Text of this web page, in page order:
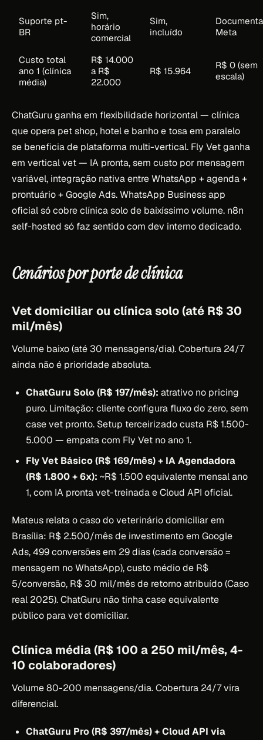
Suporte pt-
BR
Sim,
horário
comercial
Sim,
incluído
Meta
Custo total
ano 1 (clínica
média)
R$ 14.000
a R$
22.000
R$ 15.964
R$ 0 (sem
escala)
ChatGuru ganha em flexibilidade horizontal — clínica
que opera pet shop, hotel e banho e tosa em paralelo
se beneficia de plataforma multi-vertical. Fly Vet ganha
em vertical vet — IA pronta, sem custo por mensagem
variável, integração nativa entre WhatsApp + agenda +
prontuário + Google Ads. WhatsApp Business app
oficial só cobre clínica solo de baixíssimo volume. n8n
self-hosted só faz sentido com dev interno dedicado.
Cenários por porte de clínica
Vet domiciliar ou clínica solo (até R$ 30
mil/mês)
Volume baixo (até 30 mensagens/dia). Cobertura 24/7
ainda não é prioridade absoluta.
ChatGuru Solo (R$ 197/mês): atrativo no pricing
puro. Limitação: cliente configura fluxo do zero, sem
case vet pronto. Setup terceirizado custa R$ 1.500-
5.000 — empata com Fly Vet no ano 1.
Fly Vet Básico (R$ 169/mês) + IA Agendadora
(R$ 1.800 + 6x): ~R$ 1.500 equivalente mensal ano
1, com IA pronta vet-treinada e Cloud API oficial.
Mateus relata o caso do veterinário domiciliar em
Brasília: R$ 2.500/mês de investimento em Google
Ads, 499 conversões em 29 dias (cada conversão =
mensagem no WhatsApp), custo médio de R$
5/conversão, R$ 30 mil/mês de retorno atribuído (Caso
real 2025). ChatGuru não tinha case equivalente
público para vet domiciliar.
Clínica média (R$ 100 a 250 mil/mês, 4-
10 colaboradores)
Volume 80-200 mensagens/dia. Cobertura 24/7 vira
diferencial.
ChatGuru Pro (R$ 397/mês) + Cloud API via